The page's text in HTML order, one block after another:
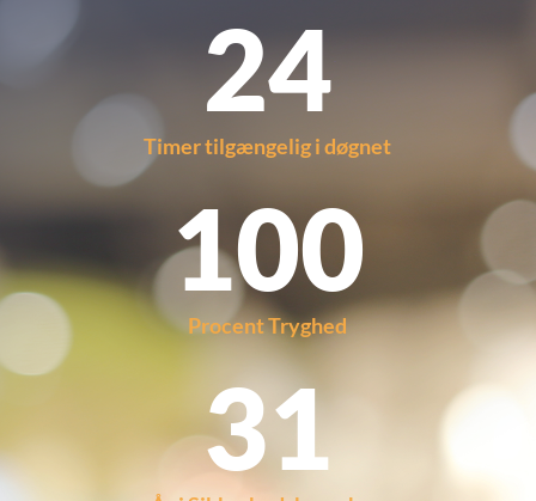
24
Timer tilgængelig i døgnet
100
Procent Tryghed
31